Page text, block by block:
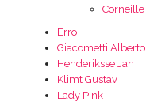
Corneille
Erro
Giacometti Alberto
Henderiksse Jan
Klimt Gustav
Lady Pink